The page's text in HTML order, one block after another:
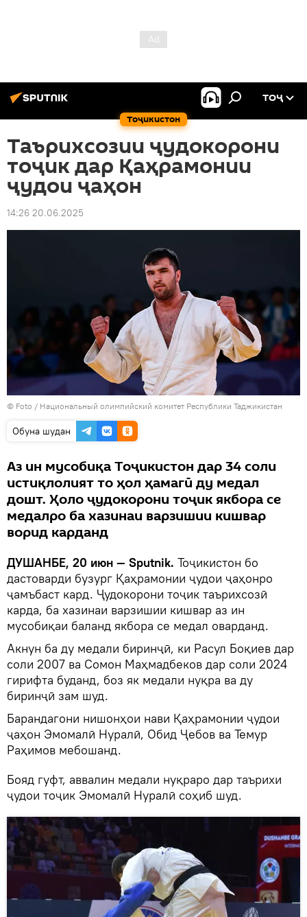
Тоҷикистон
ТОҶ
Таърихсозии ҷудокорони
тоҷик дар Қаҳрамонии
ҷудои ҷаҳон
14:26 20.06.2025
© Foto / Национальный олимпийский комитет Республики Таджикистан
Обуна шудан
Аз ин мусобиқа Тоҷикистон дар 34 соли
истиқлолият то ҳол ҳамагӣ ду медал
дошт. Ҳоло ҷудокорони тоҷик якбора се
медалро ба хазинаи варзишии кишвар
ворид карданд
ДУШАНБЕ, 20 июн — Sputnik. Тоҷикистон бо
дастоварди бузург Қаҳрамонии ҷудои ҷаҳонро
ҷамъбаст кард. Ҷудокорони тоҷик таърихсозӣ
карда, ба хазинаи варзишии кишвар аз ин
мусобиқаи баланд якбора се медал оварданд.
Акнун ба ду медали биринҷӣ, ки Расул Боқиев дар
соли 2007 ва Сомон Маҳмадбеков дар соли 2024
гирифта буданд, боз як медали нуқра ва ду
биринҷӣ зам шуд.
Барандагони нишонҳои нави Қаҳрамонии ҷудои
ҷаҳон Эмомалӣ Нуралӣ, Обид Ҷебов ва Темур
Раҳимов мебошанд.
Бояд гуфт, аввалин медали нуқраро дар таърихи
ҷудои тоҷик Эмомалӣ Нуралӣ соҳиб шуд.